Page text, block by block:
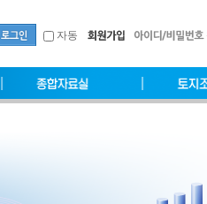
자동